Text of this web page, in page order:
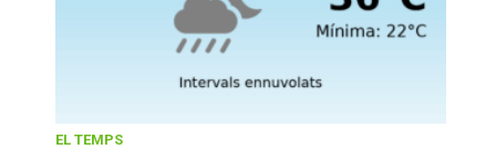
EL TEMPS